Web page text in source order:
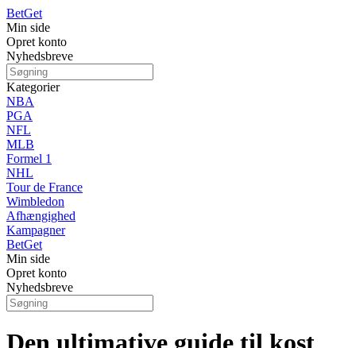
BetGet
Min side
Opret konto
Nyhedsbreve
Kategorier
NBA
PGA
NFL
MLB
Formel 1
NHL
Tour de France
Wimbledon
Afhængighed
Kampagner
BetGet
Min side
Opret konto
Nyhedsbreve